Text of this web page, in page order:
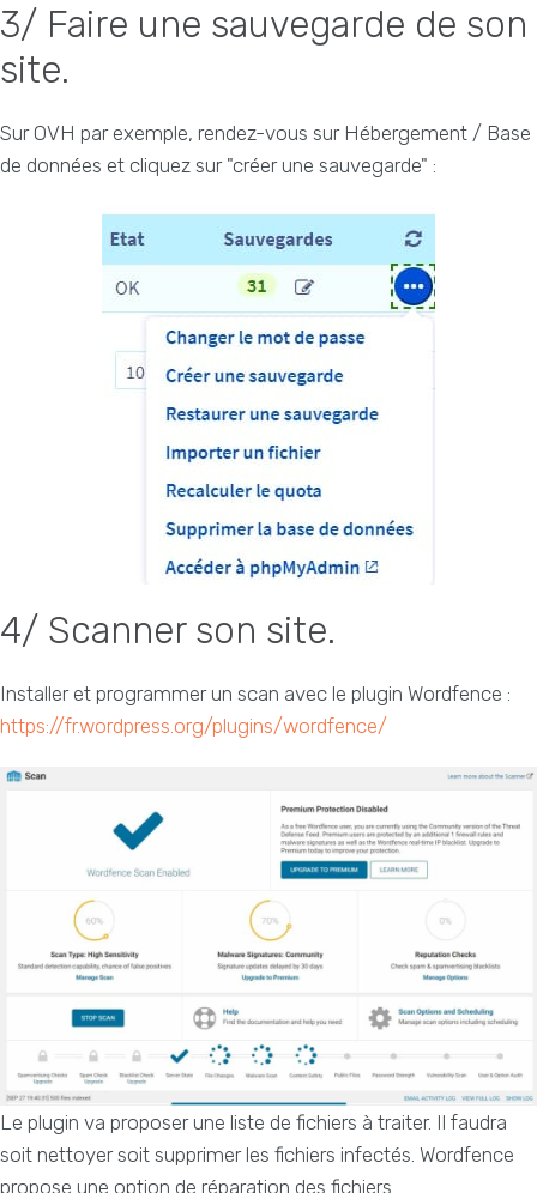
3/ Faire une sauvegarde de son
site.
Sur OVH par exemple, rendez-vous sur Hébergement / Base
de données et cliquez sur "créer une sauvegarde" :
4/ Scanner son site.
Installer et programmer un scan avec le plugin Wordfence :
https://fr.wordpress.org/plugins/wordfence/
Le plugin va proposer une liste de fichiers à traiter. Il faudra
soit nettoyer soit supprimer les fichiers infectés. Wordfence
propose une option de réparation des fichiers.